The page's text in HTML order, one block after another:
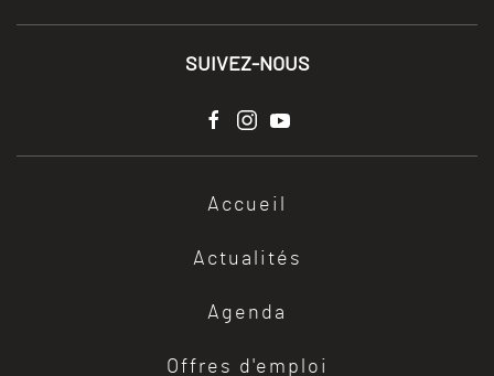
SUIVEZ-NOUS
Accueil
Actualités
Agenda
Offres d'emploi